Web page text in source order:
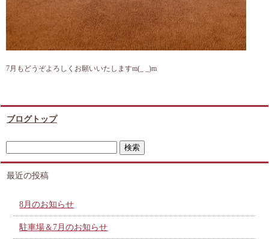
7月もどうぞよろしくお願いいたしますm(_ _)m
ブログトップ
最近の投稿
8月のお知らせ
駐車場＆7月のお知らせ